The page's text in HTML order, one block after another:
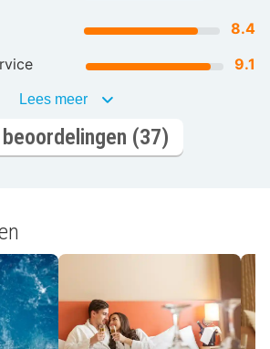
8.4
9.1
Lees meer
(37)